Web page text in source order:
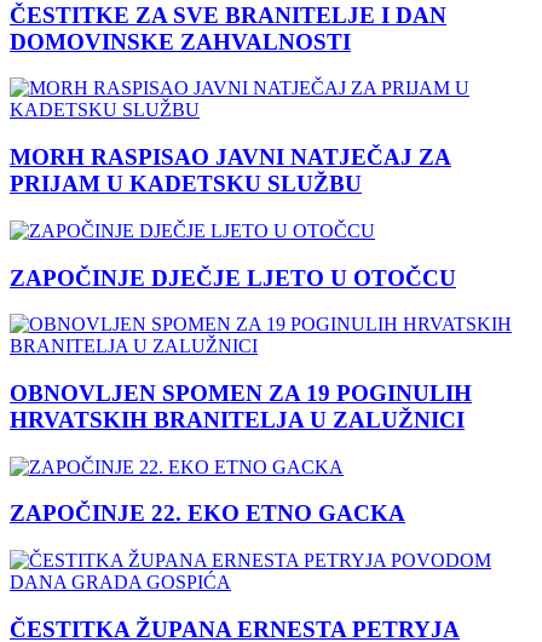
ČESTITKE ZA SVE BRANITELJE I DAN
DOMOVINSKE ZAHVALNOSTI
MORH RASPISAO JAVNI NATJEČAJ ZA
PRIJAM U KADETSKU SLUŽBU
ZAPOČINJE DJEČJE LJETO U OTOČCU
OBNOVLJEN SPOMEN ZA 19 POGINULIH
HRVATSKIH BRANITELJA U ZALUŽNICI
ZAPOČINJE 22. EKO ETNO GACKA
ČESTITKA ŽUPANA ERNESTA PETRYJA